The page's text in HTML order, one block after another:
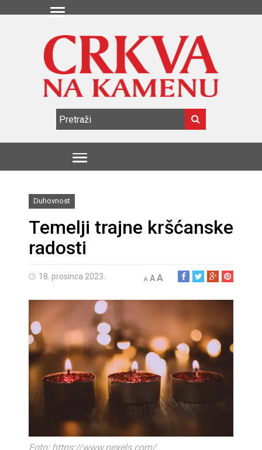
Duhovnost
Temelji trajne kršćanske
radosti
18. prosinca 2023. A AA
Foto: https://www.pexels.com/